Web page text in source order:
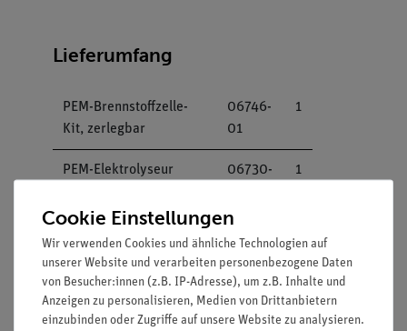
Lieferumfang
PEM-Brennstoffzelle-
Kit, zerlegbar
06746-
01
1
PEM-Elektrolyseur
06730-
1
Widerstand 10 Ohm
2%, 2 W, Gehäuse G1
06056-
10
2
Cookie Einstellungen
Wir verwenden Cookies und ähnliche Technologien auf
unserer Website und verarbeiten personenbezogene Daten
von Besucher:innen (z.B. IP-Adresse), um z.B. Inhalte und
Anzeigen zu personalisieren, Medien von Drittanbietern
einzubinden oder Zugriffe auf unsere Website zu analysieren.